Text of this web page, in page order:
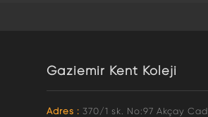
Gaziemir Kent Koleji
Adres : 370/1 sk. No:97 Akçay Cad.